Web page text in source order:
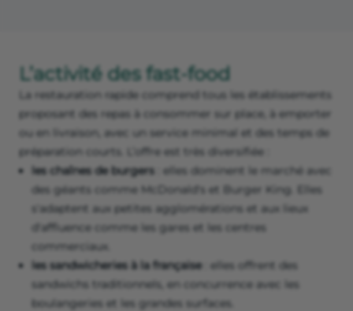
L’activité des fast-food
La restauration rapide comprend tous les établissements
proposant des repas à consommer sur place, à emporter
ou en livraison, avec un service minimal et des temps de
préparation courts. L’offre est très diversifiée :
les chaînes de burgers : elles dominent le marché avec
des géants comme McDonald's et Burger King. Elles
s'adaptent aux petites agglomérations et aux lieux
d'affluence comme les gares et les centres
commerciaux.
les sandwicheries à la française: elles offrent des
sandwichs traditionnels, en concurrence avec les
boulangeries et les grandes surfaces.